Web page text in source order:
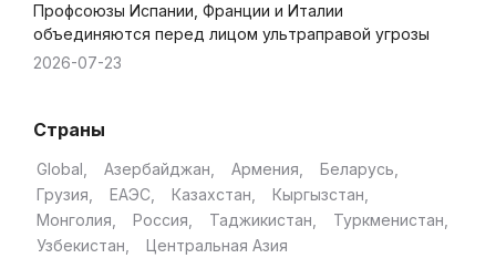
Профсоюзы Испании, Франции и Италии
объединяются перед лицом ультраправой угрозы
2026-07-23
Страны
Global Азербайджан Армения
Беларусь
Грузия
ЕАЭС Казахстан
Кыргызстан
Монголия
Россия Таджикистан
Туркменистан
Узбекистан
Центральная Азия